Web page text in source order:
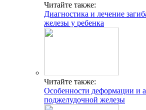
Читайте также:
Диагностика и лечение
железы у ребенка
Читайте также:
Особенности деформации и
поджелудочной железы